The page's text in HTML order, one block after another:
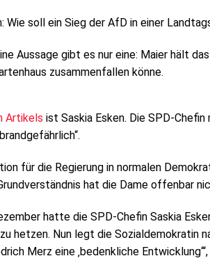
Wie soll ein Sieg der AfD in einer
Aussage gibt es nur eine: Maier hält
zusammenfallen könne.
Artikels ist Saskia Esken. Die SPD-
für die Regierung in normalen
hat die Dame offenbar
hatte die SPD-Chefin Saskia
hetzen. Nun legt die Sozialdemokratin
Merz eine ‚bedenkliche